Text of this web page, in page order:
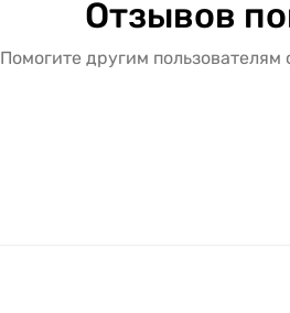
Отзывов
Помогите другим